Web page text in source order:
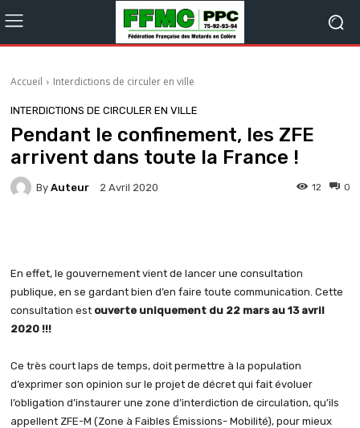
Accueil Interdictions de circuler en ville
INTERDICTIONS DE CIRCULER EN VILLE
Pendant le confinement, les ZFE
arrivent dans toute la France !
By Auteur 2 Avril 2020 0
12
En effet, le gouvernement vient de lancer une consultation
publique, en se gardant bien d’en faire toute communication. Cette
consultation est ouverte uniquement du 22 mars au 13 avril
2020 !!!
Ce très court laps de temps, doit permettre à la population
d’exprimer son opinion sur le projet de décret qui fait évoluer
l’obligation d’instaurer une zone d’interdiction de circulation, qu’ils
appellent ZFE-M (Zone à Faibles Émissions- Mobilité), pour mieux